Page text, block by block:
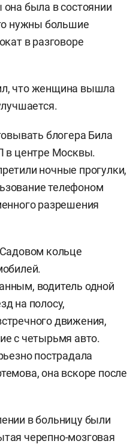
была в состоянии
нужны большие
в разговоре
что женщина вышла
блогера Била
в центре Москвы.
ночные прогулки,
телефоном
разрешения
кольце
водитель одной
на полосу,
движения,
с четырьмя авто.
пострадала
она вскоре после
в больницу были
черепно-мозговая